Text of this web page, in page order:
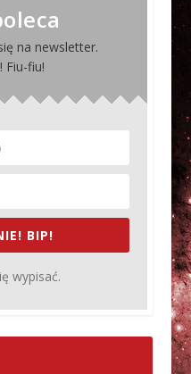
na newsletter.
Fiu-fiu!
BIP!
wypisać.